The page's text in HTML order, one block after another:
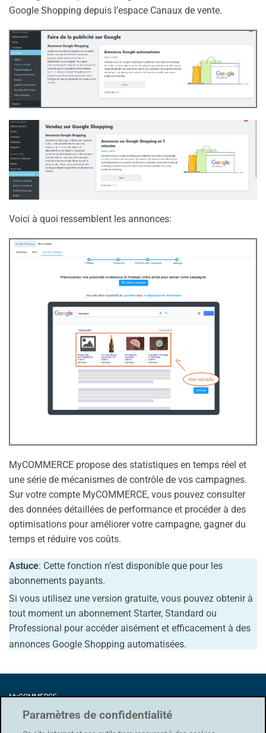
Google Shopping depuis l’espace Canaux de vente.
Voici à quoi ressemblent les annonces:
MyCOMMERCE propose des statistiques en temps réel et
une série de mécanismes de contrôle de vos campagnes.
Sur votre compte MyCOMMERCE, vous pouvez consulter
des données détaillées de performance et procéder à des
optimisations pour améliorer votre campagne, gagner du
temps et réduire vos coûts.
Astuce: Cette fonction n’est disponible que pour les
abonnements payants.
Si vous utilisez une version gratuite, vous pouvez obtenir à
tout moment un abonnement Starter, Standard ou
Professional pour accéder aisément et efficacement à des
annonces Google Shopping automatisées.
MyCOMMERCE
8005 Zürich
Paramètres de confidentialité